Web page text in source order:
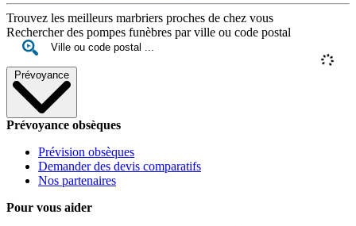
Trouvez les meilleurs marbriers proches de chez vous
Rechercher des pompes funèbres par ville ou code postal
Prévoyance
Prévoyance obsèques
Prévision obsèques
Demander des devis comparatifs
Nos partenaires
Pour vous aider